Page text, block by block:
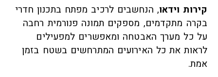
קירות וידאו, הנחשבים לרכיב מפתח בתכנון חדרי
בקרה מתקדמים, מספקים תמונה פנורמית רחבה
על כל מערך האבטחה ומאפשרים למפעילים
לראות את כל האירועים המתרחשים בשטח בזמן
אמת.